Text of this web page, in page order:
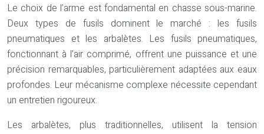
Le choix de l’arme est fondamental en chasse sous-marine.
Deux types de fusils dominent le marché : les fusils
pneumatiques et les arbalètes. Les fusils pneumatiques,
fonctionnant à l’air comprimé, offrent une puissance et une
précision remarquables, particulièrement adaptées aux eaux
profondes. Leur mécanisme complexe nécessite cependant
un entretien rigoureux.
Les arbalètes, plus traditionnelles, utilisent la tension